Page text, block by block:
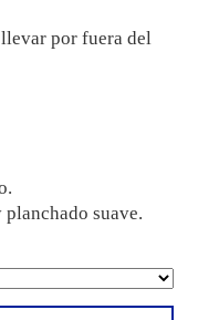
por fuera del
suave.